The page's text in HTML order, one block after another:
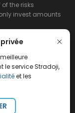
le service Stradoji,
et les
the risks
invest amounts
or the
contained on
company
made of this
therefrom.
or US residents.